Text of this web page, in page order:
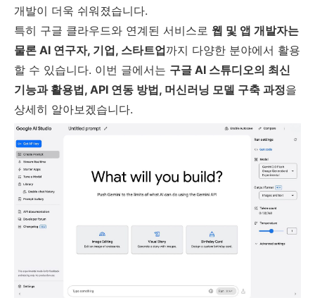
개발이 더욱 쉬워졌습니다.
특히 구글 클라우드와 연계된 서비스로 웹 및 앱 개발자는
물론 AI 연구자, 기업, 스타트업까지 다양한 분야에서 활용
할 수 있습니다. 이번 글에서는 구글 AI 스튜디오의 최신
기능과 활용법, API 연동 방법, 머신러닝 모델 구축 과정을
상세히 알아보겠습니다.